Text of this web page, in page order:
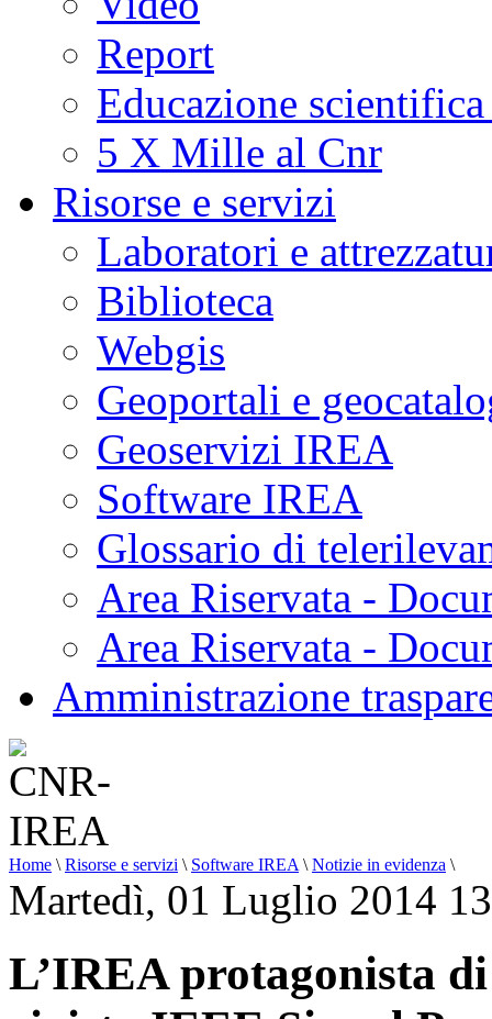
Report
Educazione
5 X Mille al Cnr
Risorse e servizi
Laboratori e
Biblioteca
Webgis
Geoportali e
Geoservizi IREA
Software IREA
Glossario di
Area Riservata -
Area Riservata -
Amministrazione
Home \ Risorse e servizi \ Software IREA \ Notizie in evidenza \
Martedì, 01 Luglio 2014
L’IREA protagonista